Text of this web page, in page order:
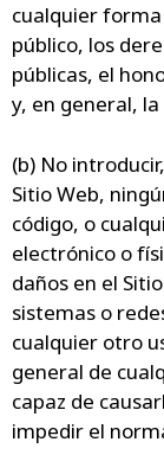
cualquier
público, los
públicas, el
y, en general,
(b) No
Sitio Web,
código, o
electrónico o
daños en el
sistemas o
cualquier otro
general de
capaz de
impedir el